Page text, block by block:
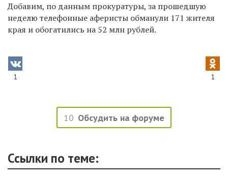
Добавим, по данным прокуратуры, за прошедшую
неделю телефонные аферисты обманули 171 жителя
края и обогатились на 52 млн рублей.
1 1
10 Обсудить на форуме
Ссылки по теме: